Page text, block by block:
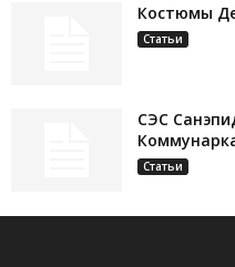
Костюмы
Статьи
СЭС
Статьи